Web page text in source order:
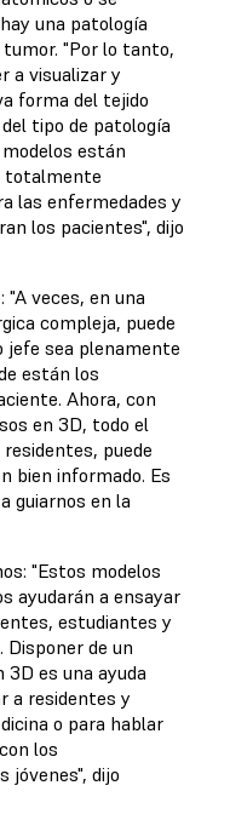
una patología
"Por lo tanto,
a visualizar y
forma del tejido
tipo de patología
están
totalmente
las enfermedades y
los pacientes", dijo
"A veces, en una
compleja, puede
jefe sea plenamente
están los
Ahora, con
en 3D, todo el
puede
bien informado. Es
guiarnos en la
"Estos modelos
ayudarán a ensayar
estudiantes y
de un
3D es una ayuda
a residentes y
o para hablar
los
jóvenes", dijo